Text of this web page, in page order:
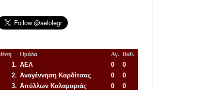
Ομάδα Αγ. Βαθ.
1. ΑΕΛ 0
0
2. Αναγέννηση Καρδίτσας 0
0
3. Απόλλων Καλαμαριάς 0
0